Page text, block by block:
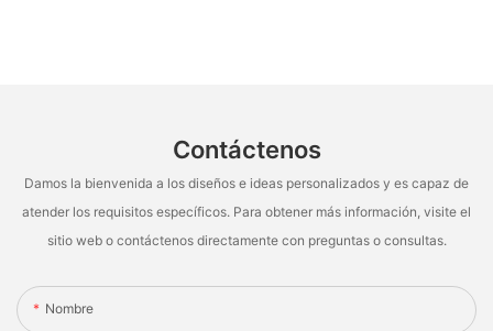
Contáctenos
Damos la bienvenida a los diseños e ideas personalizados y es capaz de
atender los requisitos específicos. Para obtener más información, visite el
sitio web o contáctenos directamente con preguntas o consultas.
Nombre